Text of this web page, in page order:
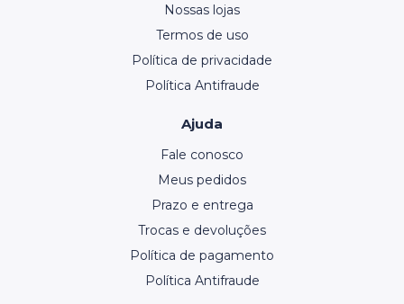
Nossas lojas
Termos de uso
Política de privacidade
Política Antifraude
Ajuda
Fale conosco
Meus pedidos
Prazo e entrega
Trocas e devoluções
Política de pagamento
Política Antifraude